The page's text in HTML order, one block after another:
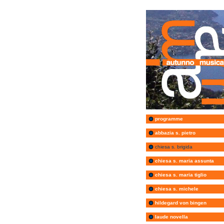
programme
abbazia s. pietro
chiesa s. brigida
chiesa s. maria assunta
chiesa s. maria tiglio
chiesa s. michele
hildegard von bingen
laude novella